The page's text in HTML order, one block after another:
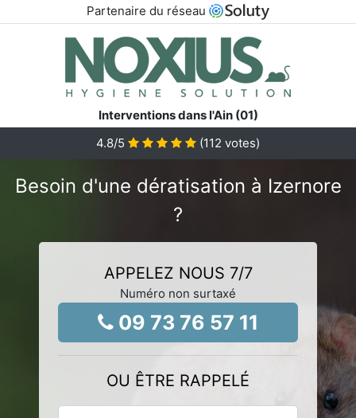
Partenaire du réseau
Interventions dans l'Ain (01)
4.8/5 (112 votes)
Besoin d'une dératisation à Izernore
?
APPELEZ NOUS 7/7
Numéro non surtaxé
09 73 76 57 11
OU ÊTRE RAPPELÉ